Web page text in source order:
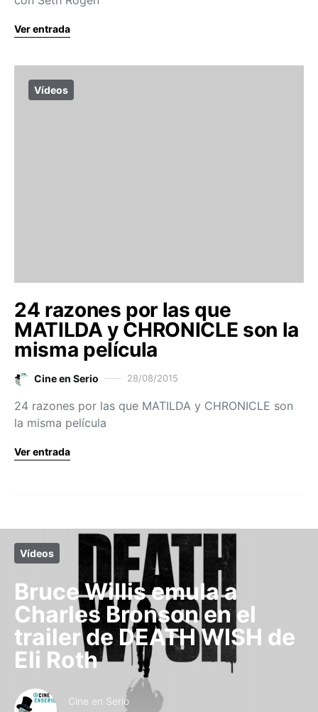
Ver entrada
Vídeos
24 razones por las que
MATILDA y CHRONICLE son la
misma película
Cine en Serio 28/08/2015
24 razones por las que MATILDA y CHRONICLE son
la misma película
Ver entrada
Vídeos
Bruce Willis emula a
Charles Bronson en el
trailer de DEATH WISH de
Eli Roth
Cine en Serio